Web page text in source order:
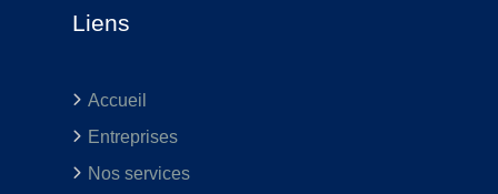
Liens
Accueil
Entreprises
Nos services